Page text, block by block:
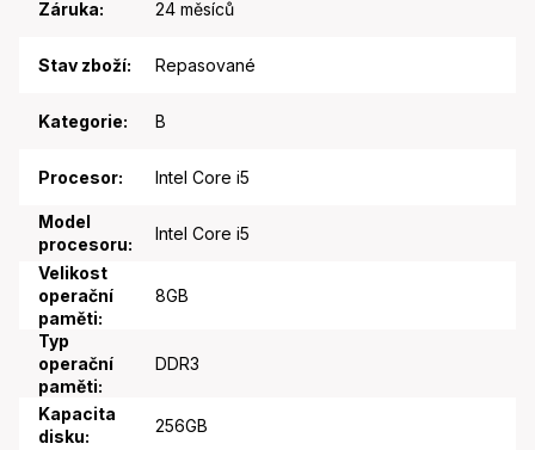
Záruka: 24 měsíců
Stav zboží: Repasované
Kategorie: B
Procesor: Intel Core i5
Model
procesoru:
Intel Core i5
Velikost
operační
paměti:
8GB
Typ
operační
paměti:
DDR3
Kapacita
disku:
256GB